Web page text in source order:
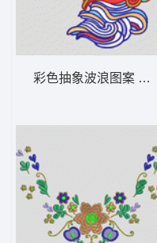
彩色抽象波浪图案 女装